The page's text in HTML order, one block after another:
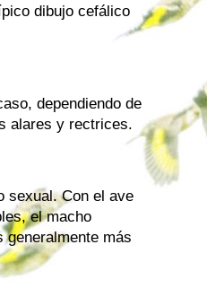
dibujo cefálico
dependiendo de
alares y rectrices.
sexual. Con el ave
el macho
generalmente más